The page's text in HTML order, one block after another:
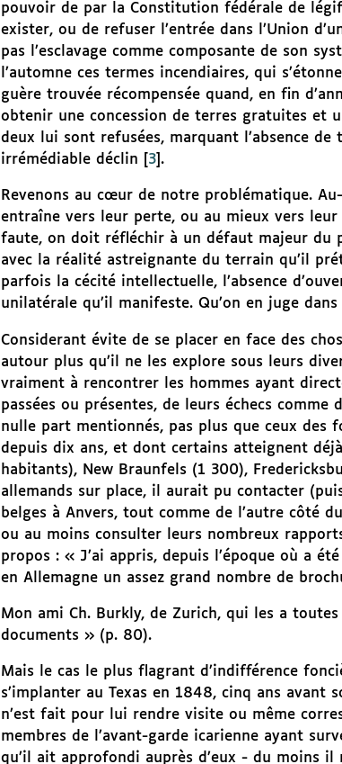
pouvoir de par la Constitution fédérale de
exister, ou de refuser l’entrée dans l’Union
pas l’esclavage comme composante de son
l’automne ces termes incendiaires, qui
guère trouvée récompensée quand, en fin
obtenir une concession de terres gratuites et
deux lui sont refusées, marquant l’absence
irrémédiable déclin
3] .
Revenons au cœur de notre problématique.
entraîne vers leur perte, ou au mieux vers
faute, on doit réfléchir à un défaut majeur du
avec la réalité astreignante du terrain qu’il
parfois la cécité intellectuelle, l’absence
unilatérale qu’il manifeste. Qu’on en juge
Considerant évite de se placer en face des
autour plus qu’il ne les explore sous leurs
vraiment à rencontrer les hommes ayant
passées ou présentes, de leurs échecs
nulle part mentionnés, pas plus que ceux des
depuis dix ans, et dont certains atteignent
habitants), New Braunfels (1 300),
allemands sur place, il aurait pu contacter
belges à Anvers, tout comme de l’autre côté
ou au moins consulter leurs nombreux
propos : « J’ai appris, depuis l’époque où a
en Allemagne un assez grand nombre de
Mon ami Ch. Burkly, de Zurich, qui les a
documents » (p. 80).
Mais le cas le plus flagrant d’indifférence
s’implanter au Texas en 1848, cinq ans avant
n’est fait pour lui rendre visite ou même
membres de l’avant-garde icarienne ayant
qu’il ait approfondi auprès d’eux - du moins il